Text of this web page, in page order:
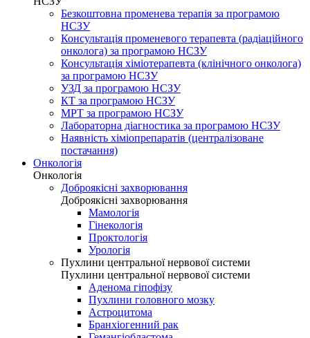
Безкоштовна променева терапія за програмою
НСЗУ
Консультація променевого терапевта (радіаційного
онколога) за програмою НСЗУ
Консультація хіміотерапевта (клінічного онколога)
за програмою НСЗУ
УЗД за програмою НСЗУ
КТ за програмою НСЗУ
МРТ за програмою НСЗУ
Лабораторна діагностика за програмою НСЗУ
Наявність хіміопрепаратів (централізоване
постачання)
Онкологія
Онкологія
Доброякісні захворювання
Доброякісні захворювання
Мамологія
Гінекологія
Проктологія
Урологія
Пухлини центральної нервової системи
Пухлини центральної нервової системи
Аденома гіпофізу
Пухлини головного мозку
Астроцитома
Бранхіогенний рак